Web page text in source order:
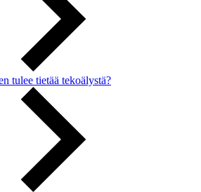
tulee tietää tekoälystä?